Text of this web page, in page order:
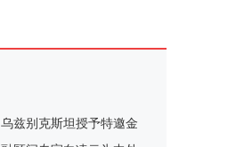
乌兹别克斯坦授予特邀金